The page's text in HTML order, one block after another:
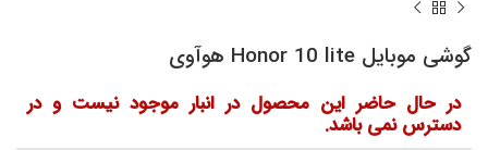
گوشی موبایل Honor 10 lite هوآوی
در حال حاضر این محصول در انبار موجود نیست و در
دسترس نمی باشد.